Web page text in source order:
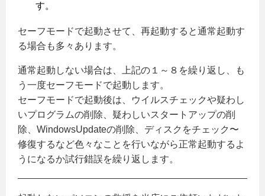
す。
セーフモードで起動させて、再起動すると通常起動す
る場合も多々あります。
通常起動しない場合は、上記の１～８を繰り返し、も
う一度セーフモードで起動します。
セーフモードで起動後は、ウイルスチェックや疑わし
いプログラムの削除、疑わしいスタートアップの削
除、WindowsUpdateの削除、ディスクをチェック〜
修復するなど色々なことを行いながら正常起動するよ
うになるか試行錯誤を繰り返します。